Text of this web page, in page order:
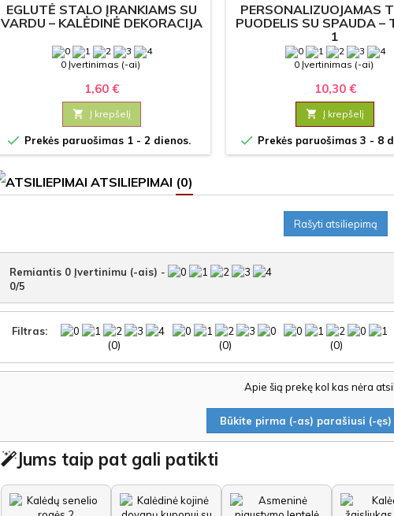
EGLUTĖ STALO ĮRANKIAMS SU
VARDU – KALĖDINĖ DEKORACIJA
0 Įvertinimas (-ai)
1,60 €
 Į krepšelį
 Prekės paruošimas 1 - 2 dienos.
PERSONALIZUOJAMAS
PUODELIS SU SPAUDA –
1
0 Įvertinimas (-ai)
10,30 €
 Į krepšelį
 Prekės paruošimas 3 - 8
ATSILIEPIMAI (0)
Rašyti atsiliepimą
Remiantis 0 Įvertinimu (-ais) -
0/5
Filtras:
(0) (0) (0)
Apie šią prekę kol kas nėra
Būkite pirma (-as) parašiusi (-
Jums taip pat gali patikti